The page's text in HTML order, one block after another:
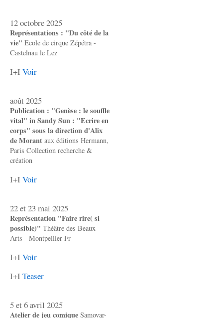
12 octobre 2025
Représentations : "Du côté de la
vie" Ecole de cirque Zépétra -
Castelnau le Lez
I+I Voir
août 2025
Publication : "Genèse : le souffle
vital" in Sandy Sun : "Ecrire en
corps" sous la direction d'Alix
de Morant aux éditions Hermann,
Paris Collection recherche &
création
I+I Voir
22 et 23 mai 2025
Représentation "Faire rire( si
possible)" Théâtre des Beaux
Arts - Montpellier Fr
I+I Voir
I+I Teaser
5 et 6 avril 2025
Atelier de jeu comique Samovar-